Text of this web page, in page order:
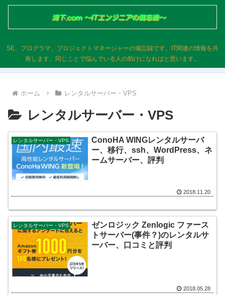
SE、プログラマ、プロジェクトマネージャーの備忘録です。IT関連の情報を共
有します。同じことで悩んでいる人の助けになればと思います。
ホーム レンタルサーバー・VPS
レンタルサーバー・VPS
レンタルサーバー・VPS
ConoHA WINGレンタルサーバ
ー、移行、ssh、WordPress、ネ
ームサーバー、評判
2018.11.20
レンタルサーバー・VPS
ゼンロジック Zenlogic ファース
トサーバー(事件？)のレンタルサ
ーバー、口コミと評判
2018.05.28